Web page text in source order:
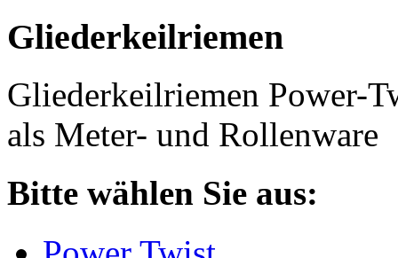
Gliederkeilriemen
Gliederkeilriemen Power-
als Meter- und Rollenware
Bitte wählen Sie aus: